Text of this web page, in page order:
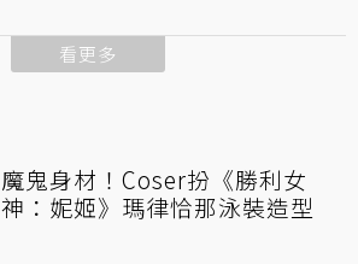
看更多
魔鬼身材！Coser扮《勝利女
神：妮姬》瑪律恰那泳裝造型